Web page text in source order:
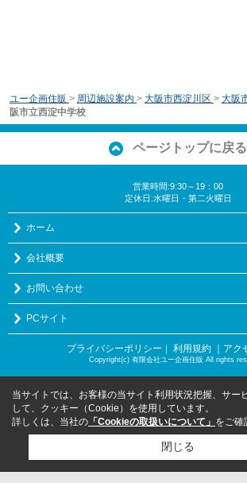
ユー企画住販 > 周辺施設案内 > 大阪市西淀川区 > 大阪
阪市立西淀中学校
ページトップに戻る
営業時間:9:30～19：00
定休日:水曜日・第二火曜日
ホーム
会社概要
お問い合わせ
PCサイト
プライバシーポリシー ｜ 利用規約 ｜アク
Copyright(c) 有限会社ユー企画住販 All rights
当サイトでは、お客様の当サイト利用状況把握、サー
して、クッキー（Cookie）を使用しています。
詳しくは、当社の 「Cookieの取扱いについて」 をご確
閉じる